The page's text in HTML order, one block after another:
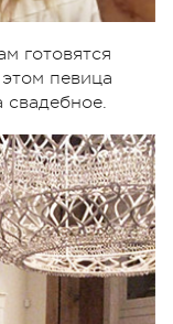
готовятся
певица
свадебное.